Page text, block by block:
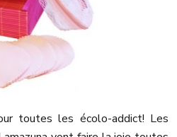
toutes les écolo-addict! Les